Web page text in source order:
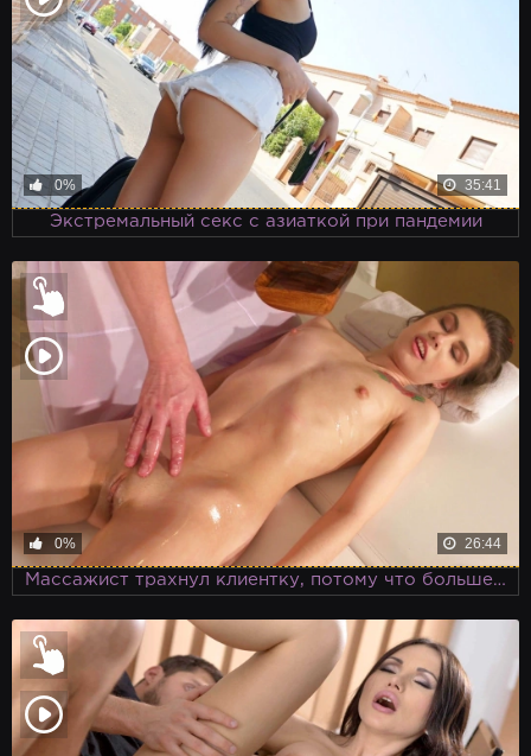
0% 35:41
Экстремальный секс с азиаткой при пандемии
0% 26:44
Массажист трахнул клиентку, потому что больше не мог вытерпеть возбуждения